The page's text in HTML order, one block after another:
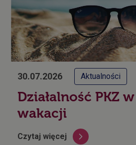
30.07.2026 Aktualności
Działalność PKZ
wakacji
Czytaj więcej